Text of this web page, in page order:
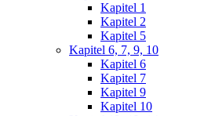
Kapitel 1
Kapitel 2
Kapitel 5
Kapitel 6, 7, 9, 10
Kapitel 6
Kapitel 7
Kapitel 9
Kapitel 10